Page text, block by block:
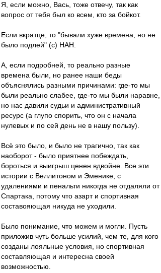
Я, если можно, Вась, тоже отвечу, так как
вопрос от тебя был ко всем, кто за бойкот.
Если вкратце, то "бывали хуже времена, но не
было подлей" (с) НАН.
А, если подробней, то реально разные
времена были, но ранее наши беды
объяснялись разными причинами: где-то мы
были реально слабее, где-то мы были наравне,
но нас давили судьи и административный
ресурс (а глупо спорить, что он с начала
нулевых и по сей день не в нашу пользу).
Всё это было, и было не трагично, так как
наоборот - было приятнее побеждать,
бороться и выигрыш ценен вдвойне. Все эти
истории с Веллитоном и Эменике, с
удалениями и пенальти никогда не отдаляли от
Спартака, потому что азарт и спортивная
составояющая никуда не уходили.
Было понимание, что можем и могли. Пусть
приложив чуть больше усилий, чем те, для кого
созданы лояльные условия, но спортивная
составляющая и интересна своей
возможностью.